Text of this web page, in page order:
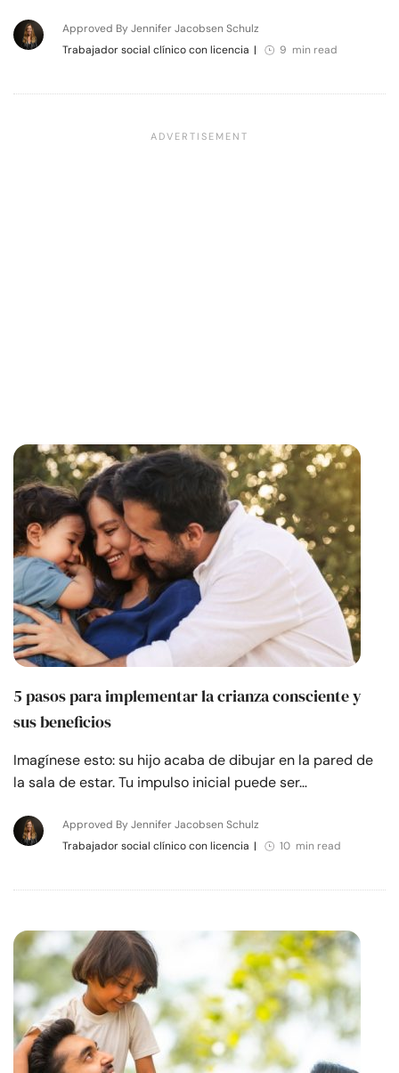
Approved By Jennifer Jacobsen Schulz
Trabajador social clínico con licencia | 9 min read
5 pasos para implementar la crianza consciente y
sus beneficios
Imagínese esto: su hijo acaba de dibujar en la pared de
la sala de estar. Tu impulso inicial puede ser…
Approved By Jennifer Jacobsen Schulz
Trabajador social clínico con licencia | 10 min read